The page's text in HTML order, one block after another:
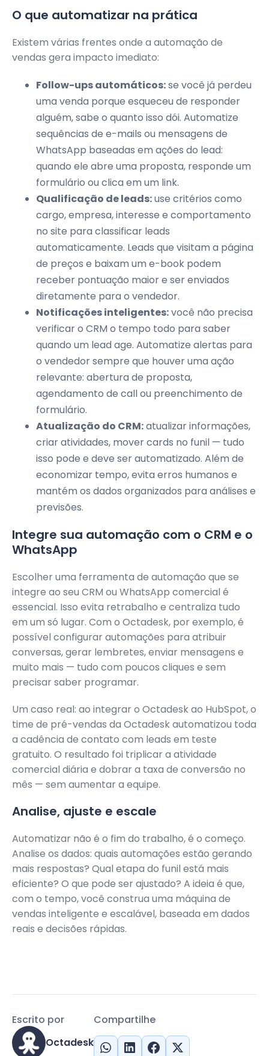
O que automatizar na prática
Existem várias frentes onde a automação de
vendas gera impacto imediato:
Follow-ups automáticos:se você já perdeu
uma venda porque esqueceu de responder
alguém, sabe o quanto isso dói. Automatize
sequências de e-mails ou mensagens de
WhatsApp baseadas em ações do lead:
quando ele abre uma proposta, responde um
formulário ou clica em um link.
Qualificação de leads:use critérios como
cargo, empresa, interesse e comportamento
no site para classificar leads
automaticamente. Leads que visitam a página
de preços e baixam um e-book podem
receber pontuação maior e ser enviados
diretamente para o vendedor.
Notificações inteligentes:você não precisa
verificar o CRM o tempo todo para saber
quando um lead age. Automatize alertas para
o vendedor sempre que houver uma ação
relevante: abertura de proposta,
agendamento de call ou preenchimento de
formulário.
Atualização do CRM:atualizar informações,
criar atividades, mover cards no funil — tudo
isso pode e deve ser automatizado. Além de
economizar tempo, evita erros humanos e
mantém os dados organizados para análises e
previsões.
Integre sua automação com o CRM e o
WhatsApp
Escolher uma ferramenta de automação que se
integre ao seu CRM ou WhatsApp comercial é
essencial. Isso evita retrabalho e centraliza tudo
em um só lugar. Com o Octadesk, por exemplo, é
possível configurar automações para atribuir
conversas, gerar lembretes, enviar mensagens e
muito mais — tudo com poucos cliques e sem
precisar saber programar.
Um caso real: ao integrar o Octadesk ao HubSpot, o
time de pré-vendas da Octadesk automatizou toda
a cadência de contato com leads em teste
gratuito. O resultado foi triplicar a atividade
comercial diária e dobrar a taxa de conversão no
mês — sem aumentar a equipe.
Analise, ajuste e escale
Automatizar não é o fim do trabalho, é o começo.
Analise os dados: quais automações estão gerando
mais respostas? Qual etapa do funil está mais
eficiente? O que pode ser ajustado? A ideia é que,
com o tempo, você construa uma máquina de
vendas inteligente e escalável, baseada em dados
reais e decisões rápidas.
Compartilhe
Escrito por
Octadesk